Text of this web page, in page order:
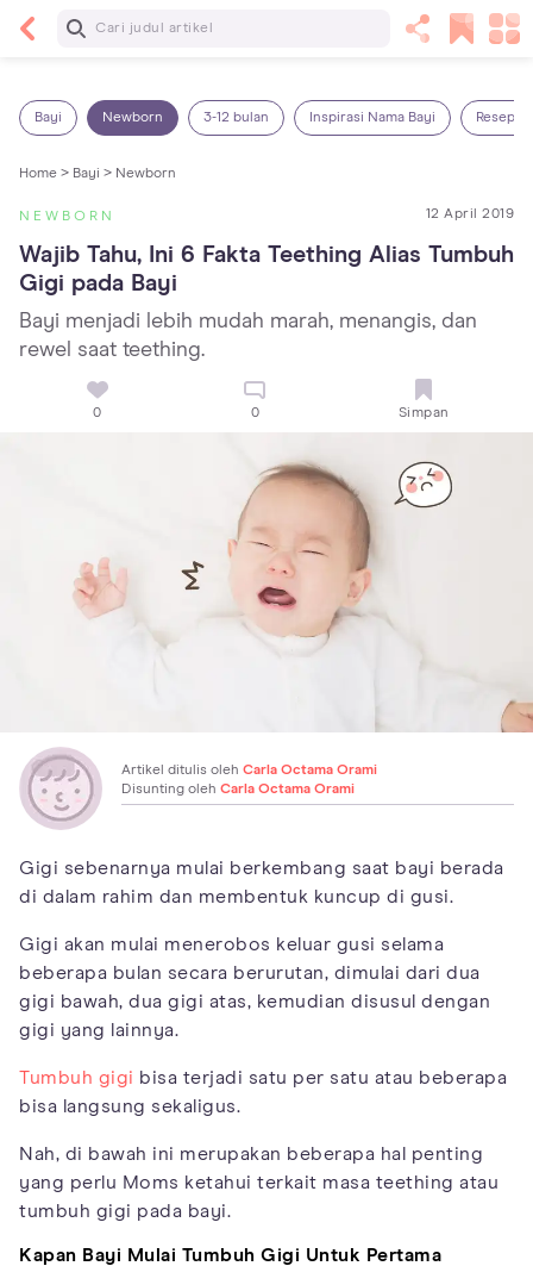
Baca Selanjutnya
Bayi Newborn 3-12 bulan Inspirasi Nama Bayi Resep
Home > Bayi > Newborn
NEWBORN 12 April 2019
Wajib Tahu, Ini 6 Fakta Teething Alias Tumbuh
Gigi pada Bayi
Bayi menjadi lebih mudah marah, menangis, dan
rewel saat teething.
0 0 Simpan
Artikel ditulis oleh Carla Octama Orami
Disunting oleh Carla Octama Orami
Gigi sebenarnya mulai berkembang saat bayi berada
di dalam rahim dan membentuk kuncup di gusi.
Gigi akan mulai menerobos keluar gusi selama
beberapa bulan secara berurutan, dimulai dari dua
gigi bawah, dua gigi atas, kemudian disusul dengan
gigi yang lainnya.
Tumbuh gigi bisa terjadi satu per satu atau beberapa
bisa langsung sekaligus.
Nah, di bawah ini merupakan beberapa hal penting
yang perlu Moms ketahui terkait masa teething atau
tumbuh gigi pada bayi.
Kapan Bayi Mulai Tumbuh Gigi Untuk Pertama